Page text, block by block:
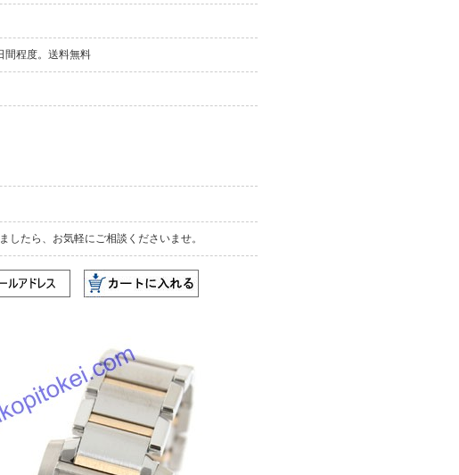
間程度。送料無料
したら、お気軽にご相談くださいませ。